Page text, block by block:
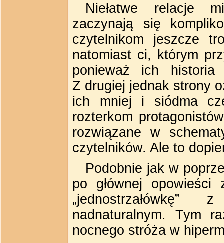
Niełatwe relacje
zaczynają się
czytelnikom jeszcze
natomiast ci, którym
ponieważ ich historia
Z drugiej jednak strony
ich mniej i siódma
rozterkom
rozwiązane w
czytelników. Ale to
Podobnie jak w
po głównej opowieści
nadnaturalnym. Tym
nocnego stróża w